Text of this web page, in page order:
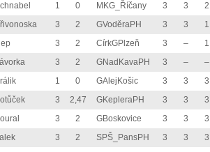
1 0 MKG_Říčany 3 3 2
3 2 GVoděraPH 3 3 1
3 2 CírkGPlzeň 3 – 1
3 2 GNadKavaPH 3 – –
1 0 GAlejKošic 3 3 3
3 2,47 GKepleraPH 3 3 3
3 2 GBoskovice 3 3 3
3 2 SPŠ_PansPH 3 3 3